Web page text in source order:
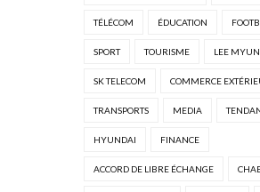
TÉLÉCOM ÉDUCATION
SPORT TOURISME LEE
SK TELECOM COMMERCE
TRANSPORTS MEDIA
HYUNDAI FINANCE
ACCORD DE LIBRE ÉCHANGE